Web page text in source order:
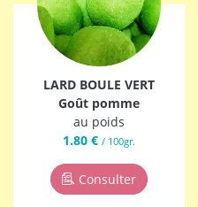
LARD BOULE VERT
Goût pomme
au poids
1.80 € / 100gr.
Consulter